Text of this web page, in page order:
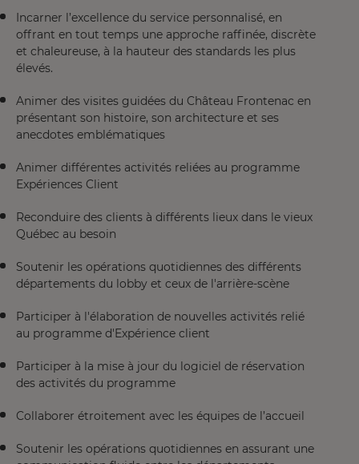
Incarner l’excellence du service personnalisé, en
offrant en tout temps une approche raffinée, discrète
et chaleureuse, à la hauteur des standards les plus
élevés.
Animer des visites guidées du Château Frontenac en
présentant son histoire, son architecture et ses
anecdotes emblématiques
Animer différentes activités reliées au programme
Expériences Client
Reconduire des clients à différents lieux dans le vieux
Québec au besoin
Soutenir les opérations quotidiennes des différents
départements du lobby et ceux de l'arrière-scène
Participer à l'élaboration de nouvelles activités relié
au programme d'Expérience client
Participer à la mise à jour du logiciel de réservation
des activités du programme
Collaborer étroitement avec les équipes de l’accueil
Soutenir les opérations quotidiennes en assurant une